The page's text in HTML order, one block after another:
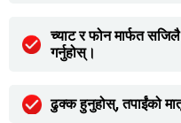
च्याट र फोन मार्फत
गर्नुहोस्।
ढुक्क हुनुहोस्, तपाईंको